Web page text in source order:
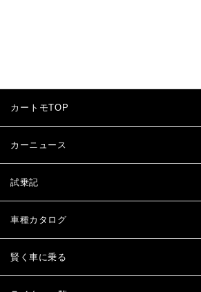
カートモTOP
カーニュース
試乗記
車種カタログ
賢く車に乗る